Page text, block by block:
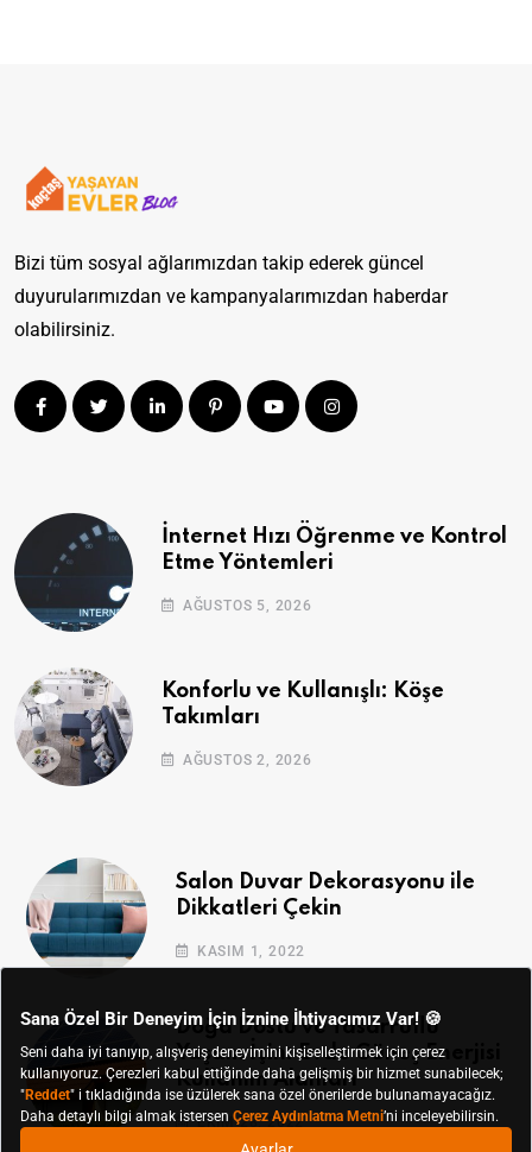
Bizi tüm sosyal ağlarımızdan takip ederek güncel
duyurularımızdan ve kampanyalarımızdan haberdar
olabilirsiniz.
İnternet Hızı Öğrenme ve Kontrol
Etme Yöntemleri
AĞUSTOS 5, 2026
Konforlu ve Kullanışlı: Köşe
Takımları
AĞUSTOS 2, 2026
Salon Duvar Dekorasyonu ile
Dikkatleri Çekin
KASIM 1, 2022
Doğa Dostu ve Tasarruflu
Yaşam İçin: Evde Güneş Enerjisi
Kullanım Alanları
EKIM 28, 2022